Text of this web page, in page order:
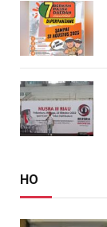
HO